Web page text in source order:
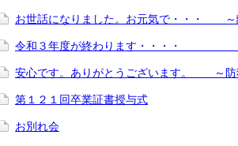
お世話になりました。お元気で・・・ ～
令和３年度が終わります・・・
安心です。ありがとうございます。 ～防
第１２１回卒業証書授与式
お別れ会